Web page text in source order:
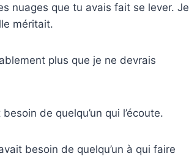
nuages que tu avais fait se lever. Je
méritait.
plus que je ne devrais
de quelqu’un qui l’écoute.
besoin de quelqu’un à qui faire